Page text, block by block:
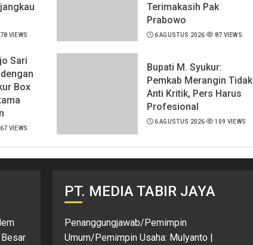
78 VIEWS
Terimakasih Pak
Prabowo
6 AGUSTUS 2026 87 VIEWS
Sari
Box
67 VIEWS
Bupati M. Syukur:
Pemkab Merangin Tidak
Anti Kritik, Pers Harus
Profesional
6 AGUSTUS 2026 109 VIEWS
PT. MEDIA TABIR JAYA
Penanggungjawab/Pemimpin
Umum/Pemimpin Usaha: Mulyanto |